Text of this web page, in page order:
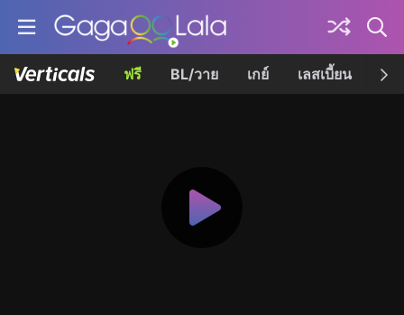
ฟรี BL/วาย เกย์ เลสเบี้ยน เค